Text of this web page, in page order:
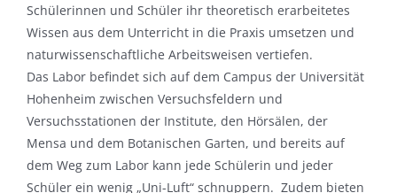
Schülerinnen und Schüler ihr theoretisch erarbeitetes
Wissen aus dem Unterricht in die Praxis umsetzen und
naturwissenschaftliche Arbeitsweisen vertiefen.
Das Labor befindet sich auf dem Campus der Universität
Hohenheim zwischen Versuchsfeldern und
Versuchsstationen der Institute, den Hörsälen, der
Mensa und dem Botanischen Garten, und bereits auf
dem Weg zum Labor kann jede Schülerin und jeder
Schüler ein wenig „Uni-Luft“ schnuppern. Zudem bieten